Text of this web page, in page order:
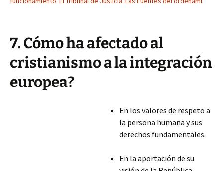
7. Cómo ha afectado al
cristianismo a la integración
europea?
En los valores de respeto a
la persona humana y sus
derechos fundamentales.
En la aportación de su